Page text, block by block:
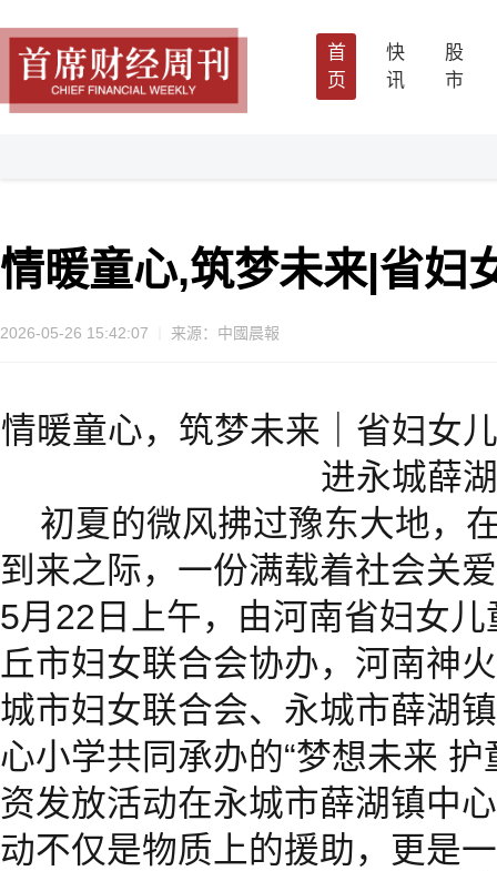
首
页
快
讯
股
市
情暖童心,筑梦未来|省妇
2026-05-26 15:42:07 来源：中國晨報
情暖童心，筑梦未来｜省妇女
进永城薛
初夏的微风拂过豫东大地，
到来之际，一份满载着社会关
5月22日上午，由河南省妇女
丘市妇女联合会协办，河南神
城市妇女联合会、永城市薛湖
心小学共同承办的“梦想未来
资发放活动在永城市薛湖镇中
动不仅是物质上的援助，更是